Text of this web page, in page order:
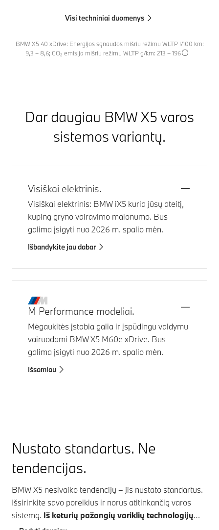
Visi techniniai duomenys
BMW X5 40 xDrive: Energijos sąnaudos mišriu režimu WLTP l/100 km:
9,3 – 8,6; CO₂ emisija mišriu režimu WLTP g/km: 213 – 196
Dar daugiau BMW X5varos
sistemos variantų.
Visiškai elektrinis.
Visiškai elektrinis: BMW iX5 kuria jūsų ateitį,
kupiną gryno vairavimo malonumo. Bus
galima įsigyti nuo 2026 m. spalio mėn.
Išbandykite jau dabar
M Performance modeliai.
Mėgaukitės įstabia galia ir įspūdingu valdymu
vairuodami BMW X5 M60e xDrive. Bus
galima įsigyti nuo 2026 m. spalio mėn.
Išsamiau
Nustato standartus. Ne
tendencijas.
BMW X5 nesivaiko tendencijų – jis nustato standartus.
Išsirinkite savo poreikius ir norus atitinkančią varos
sistemą. Iš keturių pažangių variklių technologijų
tikrai išsirinksite sau tinkamiausią.